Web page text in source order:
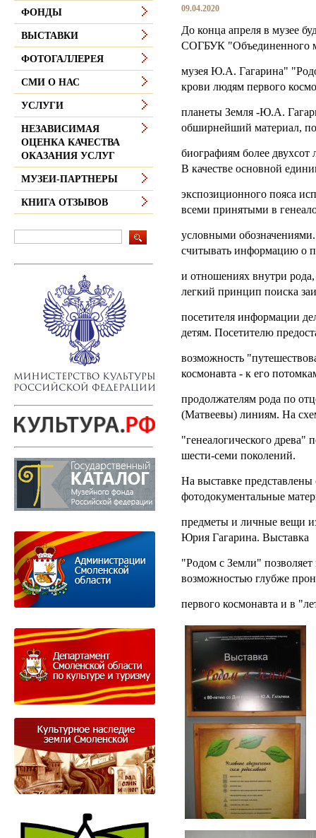
09.04.2020
До конца апреля в музее
СОГБУК "Объединенного
музея Ю.А. Гагарина"
крови людям первого
планеты Земля -Ю.А.
обширнейший материал,
биографиям более
В качестве основной
экспозиционного пояса
всеми принятыми в
условными
считывать информацию о
и отношениях внутри
легкий принцип поиска
посетителя информации
детям. Посетителю
возможность
космонавта - к его
продолжателям рода по
(Матвеевы) линиям. На
"генеалогического древа"
шести-семи поколений.
На выставке
фотодокументальные
предметы и личные вещи
Юрия Гагарина. Выставка
"Родом с Земли" позволяет
возможностью глубже
первого космонавта и в
ФОНДЫ
ВЫСТАВКИ
ФОТОГАЛЛЕРЕЯ
СМИ О НАС
УСЛУГИ
НЕЗАВИСИМАЯ
ОЦЕНКА КАЧЕСТВА
ОКАЗАНИЯ УСЛУГ
МУЗЕИ-ПАРТНЕРЫ
КНИГА ОТЗЫВОВ